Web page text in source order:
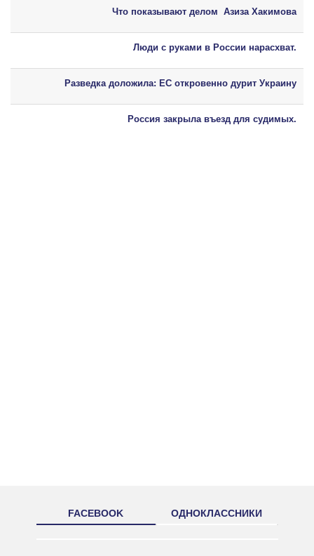
Что показывают делом Азиза Хакимова
Люди с руками в России нарасхват.
Разведка доложила: ЕС откровенно дурит Украину
Россия закрыла въезд для судимых.
FACEBOOK ОДНОКЛАССНИКИ